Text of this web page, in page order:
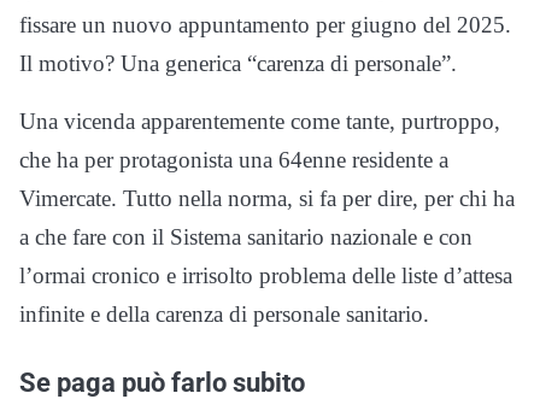
fissare un nuovo appuntamento per giugno del 2025.
Il motivo? Una generica “carenza di personale”.
Una vicenda apparentemente come tante, purtroppo,
che ha per protagonista una 64enne residente a
Vimercate. Tutto nella norma, si fa per dire, per chi ha
a che fare con il Sistema sanitario nazionale e con
l’ormai cronico e irrisolto problema delle liste d’attesa
infinite e della carenza di personale sanitario.
Se paga può farlo subito